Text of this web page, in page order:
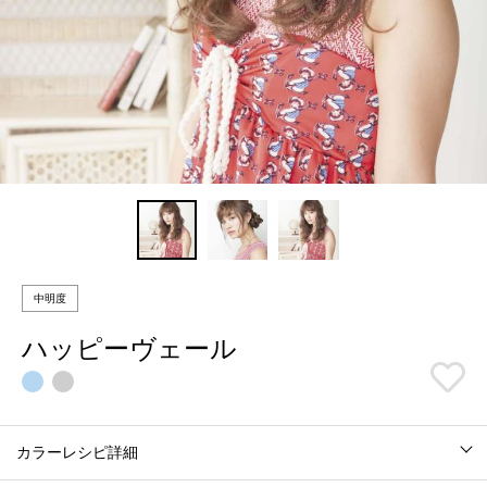
中明度
ハッピーヴェール
カラーレシピ詳細